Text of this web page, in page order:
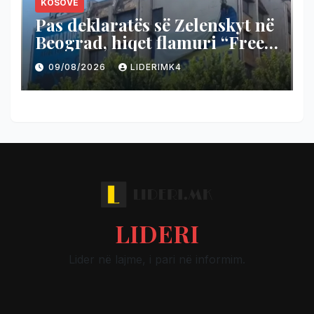
KOSOVË
Pas deklaratës së Zelenskyt në
Beograd, hiqet flamuri “Free
Ukraine” në Prishtinë (Video)
09/08/2026 LIDERIMK4
LIDERI
Lider në lajme, i pari në informim.